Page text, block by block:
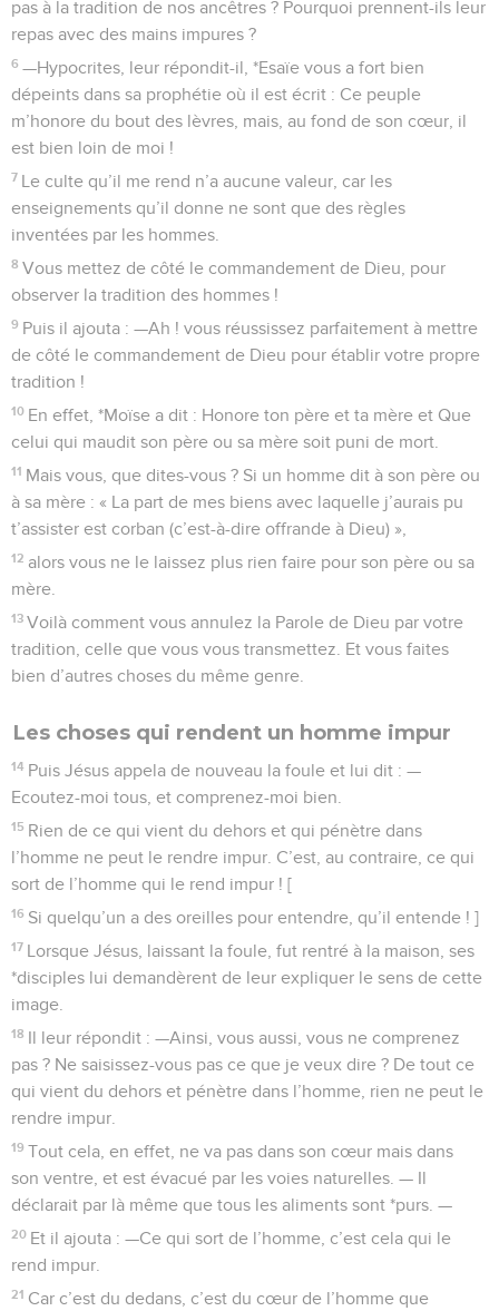
pas à la tradition de nos ancêtres ? Pourquoi prennent-ils leur
repas avec des mains impures ?
6 —Hypocrites, leur répondit-il, *Esaïe vous a fort bien
dépeints dans sa prophétie où il est écrit : Ce peuple
m’honore du bout des lèvres, mais, au fond de son cœur, il
est bien loin de moi !
7 Le culte qu’il me rend n’a aucune valeur, car les
enseignements qu’il donne ne sont que des règles
inventées par les hommes.
8 Vous mettez de côté le commandement de Dieu, pour
observer la tradition des hommes !
9 Puis il ajouta : —Ah ! vous réussissez parfaitement à mettre
de côté le commandement de Dieu pour établir votre propre
tradition !
10 En effet, *Moïse a dit : Honore ton père et ta mère et Que
celui qui maudit son père ou sa mère soit puni de mort.
11 Mais vous, que dites-vous ? Si un homme dit à son père ou
à sa mère : « La part de mes biens avec laquelle j’aurais pu
t’assister est corban (c’est-à-dire offrande à Dieu) »,
12 alors vous ne le laissez plus rien faire pour son père ou sa
mère.
13 Voilà comment vous annulez la Parole de Dieu par votre
tradition, celle que vous vous transmettez. Et vous faites
bien d’autres choses du même genre.
Les choses qui rendent un homme impur
14 Puis Jésus appela de nouveau la foule et lui dit : —
Ecoutez-moi tous, et comprenez-moi bien.
15 Rien de ce qui vient du dehors et qui pénètre dans
l’homme ne peut le rendre impur. C’est, au contraire, ce qui
sort de l’homme qui le rend impur ! [
16 Si quelqu’un a des oreilles pour entendre, qu’il entende ! ]
17 Lorsque Jésus, laissant la foule, fut rentré à la maison, ses
*disciples lui demandèrent de leur expliquer le sens de cette
image.
18 Il leur répondit : —Ainsi, vous aussi, vous ne comprenez
pas ? Ne saisissez-vous pas ce que je veux dire ? De tout ce
qui vient du dehors et pénètre dans l’homme, rien ne peut le
rendre impur.
19 Tout cela, en effet, ne va pas dans son cœur mais dans
son ventre, et est évacué par les voies naturelles. — Il
déclarait par là même que tous les aliments sont *purs. —
20 Et il ajouta : —Ce qui sort de l’homme, c’est cela qui le
rend impur.
21 Car c’est du dedans, c’est du cœur de l’homme que